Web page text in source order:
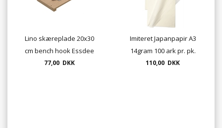
Lino skæreplade 20x30
cm bench hook Essdee
77,00 DKK
Imiteret Japanpapir A3
14gram 100 ark pr. pk.
110,00 DKK